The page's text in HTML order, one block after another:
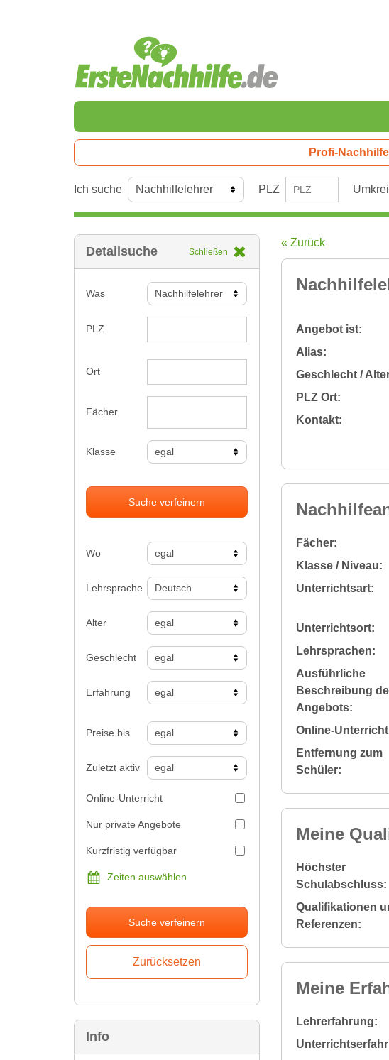
Profi-
Ich suche PLZ
Detailsuche Schließen
Was
PLZ
Ort
Fächer
Klasse
Suche verfeinern
Wo
Lehrsprache
Alter
Geschlecht
Erfahrung
Preise bis
Zuletzt aktiv
Online-Unterricht
Nur private Angebote
Kurzfristig verfügbar
Zeiten auswählen
Suche verfeinern
Info
« Zurück
Angebot ist:
Alias:
Geschlecht /
PLZ Ort:
Kontakt:
Fächer:
Klasse / Niveau:
Unterrichtsart:
Unterrichtsort:
Lehrsprachen:
Ausführliche
Beschreibung
Angebots:
Online-
Entfernung zum
Schüler:
Meine
Höchster
Schulabschluss:
Qualifikationen
Referenzen:
Meine
Lehrerfahrung: